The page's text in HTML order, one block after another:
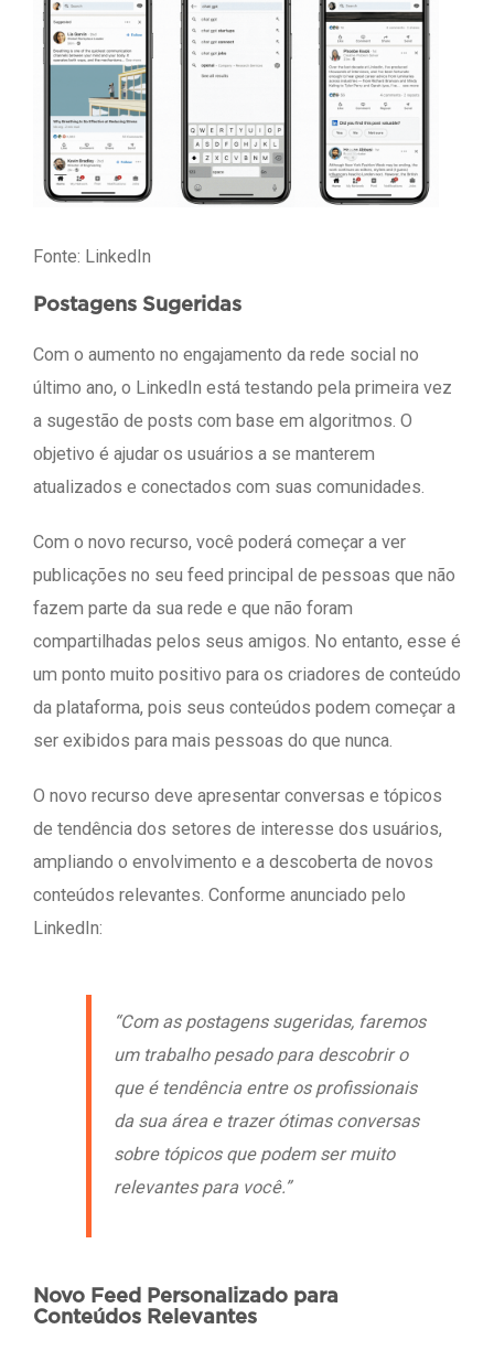
Fonte: LinkedIn
Postagens Sugeridas
Com o aumento no engajamento da rede social no
último ano, o LinkedIn está testando pela primeira vez
a sugestão de posts com base em algoritmos. O
objetivo é ajudar os usuários a se manterem
atualizados e conectados com suas comunidades.
Com o novo recurso, você poderá começar a ver
publicações no seu feed principal de pessoas que não
fazem parte da sua rede e que não foram
compartilhadas pelos seus amigos. No entanto, esse é
um ponto muito positivo para os criadores de conteúdo
da plataforma, pois seus conteúdos podem começar a
ser exibidos para mais pessoas do que nunca.
O novo recurso deve apresentar conversas e tópicos
de tendência dos setores de interesse dos usuários,
ampliando o envolvimento e a descoberta de novos
conteúdos relevantes. Conforme anunciado pelo
LinkedIn:
“Com as postagens sugeridas, faremos
um trabalho pesado para descobrir o
que é tendência entre os profissionais
da sua área e trazer ótimas conversas
sobre tópicos que podem ser muito
relevantes para você.”
Novo Feed Personalizado para
Conteúdos Relevantes